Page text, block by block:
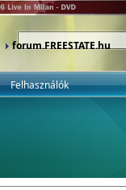
forum.FREESTATE.hu
Felhasználók